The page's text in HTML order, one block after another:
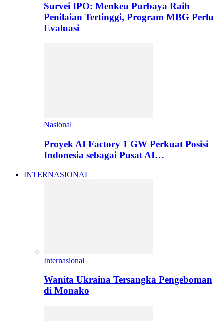
Survei IPO: Menkeu Purbaya Raih
Penilaian Tertinggi, Program MBG Perlu
Evaluasi
Nasional
Proyek AI Factory 1 GW Perkuat Posisi
Indonesia sebagai Pusat AI…
INTERNASIONAL
Internasional
Wanita Ukraina Tersangka Pengeboman
di Monako